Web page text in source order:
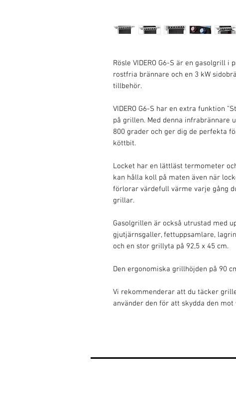
Rösle VIDERO G6-S är en gasolgrill
rostfria brännare och en 3 kW
tillbehör.
VIDERO G6-S har en extra funktion
på grillen. Med denna infrabrännare
800 grader och ger dig de perfekta
köttbit.
Locket har en lättläst termometer
kan hålla koll på maten även när
förlorar värdefull värme varje gång
grillar.
Gasolgrillen är också utrustad med
gjutjärnsgaller, fettuppsamlare,
och en stor grillyta på 92,5 x 45 cm.
Den ergonomiska grillhöjden på 90
Vi rekommenderar att du täcker
använder den för att skydda den mot